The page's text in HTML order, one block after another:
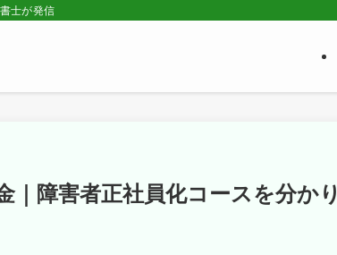
士が発信
｜障害者正社員化コースを分かり